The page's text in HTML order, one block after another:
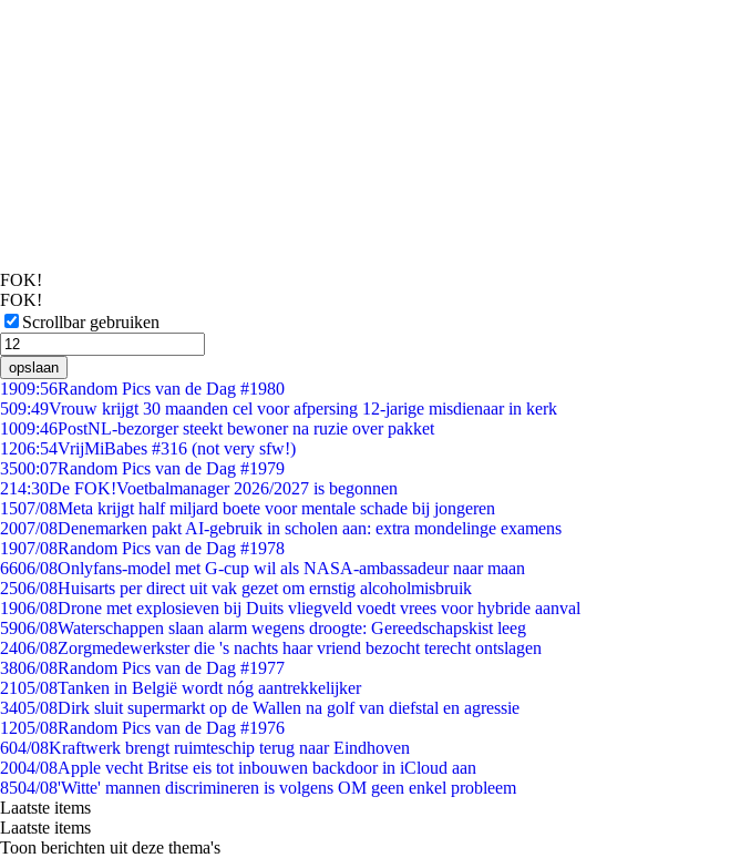
FOK!
FOK!
Scrollbar gebruiken
opslaan
1909:56Random Pics van de Dag #1980
509:49Vrouw krijgt 30 maanden cel voor afpersing 12-jarige misdienaar in kerk
1009:46PostNL-bezorger steekt bewoner na ruzie over pakket
1206:54VrijMiBabes #316 (not very sfw!)
3500:07Random Pics van de Dag #1979
214:30De FOK!Voetbalmanager 2026/2027 is begonnen
1507/08Meta krijgt half miljard boete voor mentale schade bij jongeren
2007/08Denemarken pakt AI-gebruik in scholen aan: extra mondelinge examens
1907/08Random Pics van de Dag #1978
6606/08Onlyfans-model met G-cup wil als NASA-ambassadeur naar maan
2506/08Huisarts per direct uit vak gezet om ernstig alcoholmisbruik
1906/08Drone met explosieven bij Duits vliegveld voedt vrees voor hybride aanval
5906/08Waterschappen slaan alarm wegens droogte: Gereedschapskist leeg
2406/08Zorgmedewerkster die 's nachts haar vriend bezocht terecht ontslagen
3806/08Random Pics van de Dag #1977
2105/08Tanken in België wordt nóg aantrekkelijker
3405/08Dirk sluit supermarkt op de Wallen na golf van diefstal en agressie
1205/08Random Pics van de Dag #1976
604/08Kraftwerk brengt ruimteschip terug naar Eindhoven
2004/08Apple vecht Britse eis tot inbouwen backdoor in iCloud aan
8504/08'Witte' mannen discrimineren is volgens OM geen enkel probleem
Laatste items
Laatste items
Toon berichten uit deze thema's